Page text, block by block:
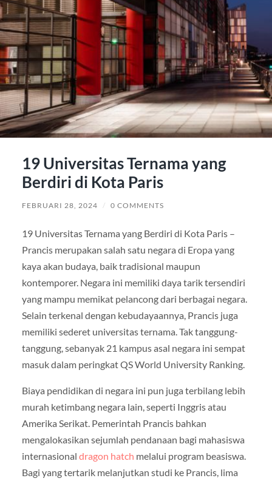
19 Universitas Ternama yang
Berdiri di Kota Paris
FEBRUARI 28, 2024 / 0 COMMENTS
19 Universitas Ternama yang Berdiri di Kota Paris –
Prancis merupakan salah satu negara di Eropa yang
kaya akan budaya, baik tradisional maupun
kontemporer. Negara ini memiliki daya tarik tersendiri
yang mampu memikat pelancong dari berbagai negara.
Selain terkenal dengan kebudayaannya, Prancis juga
memiliki sederet universitas ternama. Tak tanggung-
tanggung, sebanyak 21 kampus asal negara ini sempat
masuk dalam peringkat QS World University Ranking.
Biaya pendidikan di negara ini pun juga terbilang lebih
murah ketimbang negara lain, seperti Inggris atau
Amerika Serikat. Pemerintah Prancis bahkan
mengalokasikan sejumlah pendanaan bagi mahasiswa
internasional dragon hatch melalui program beasiswa.
Bagi yang tertarik melanjutkan studi ke Prancis, lima